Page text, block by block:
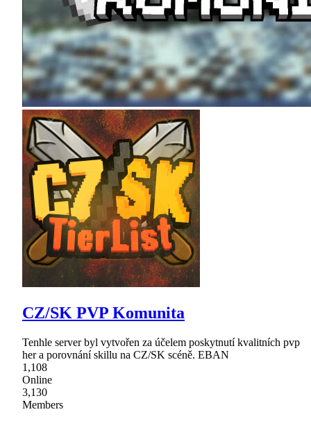
CZ/SK PVP Komunita
Tenhle server byl vytvořen za účelem poskytnutí kvalitních pvp
her a porovnání skillu na CZ/SK scéně. EBAN
1,108
Online
3,130
Members